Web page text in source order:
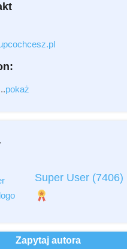
pokaż
Super User (7406)
Zapytaj autora
- doc,pdf,zip)
i akceptuję
Politykę
danych osobowych *